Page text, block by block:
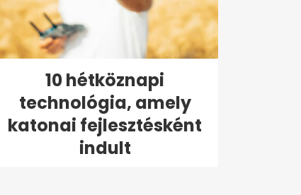
10 hétköznapi
technológia, amely
katonai fejlesztésként
indult